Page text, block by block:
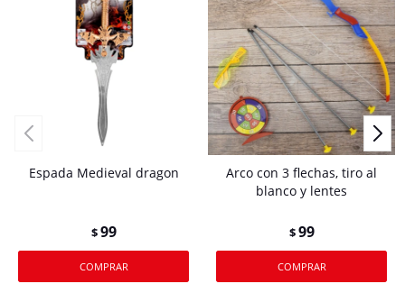
Espada Medieval dragon
$99
Arco con 3 flechas, tiro al
blanco y lentes
$99